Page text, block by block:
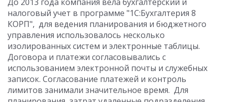
налоговый учет в программе "1С:Бухгалтерия 8
КОРП", для ведения планирования и бюджетного
управления использовалось несколько
изолированных систем и электронные таблицы.
Договора и платежи согласовывались с
использованием электронной почты и служебных
записок. Согласование платежей и контроль
лимитов занимали значительное время. Для